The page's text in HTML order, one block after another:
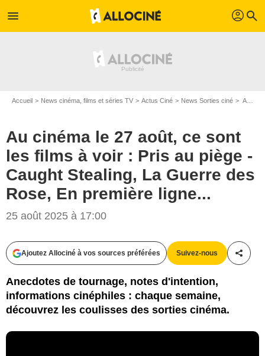
menu profil search
Accueil News cinéma, films et séries TV Actus Ciné News Sorties ciné Au cinéma le 27 août, ce sont les films à voir : Pris au piège - Caught Stealing, La Guerre des Rose, En première ligne...
Au cinéma le 27 août, ce sont
les films à voir : Pris au piège -
Caught Stealing, La Guerre des
Rose, En première ligne...
25 août 2025 à 17:00
Ajoutez Allociné à vos sources préférées Suivez-nous
Anecdotes de tournage, notes d'intention,
informations cinéphiles : chaque semaine,
découvrez les coulisses des sorties cinéma.